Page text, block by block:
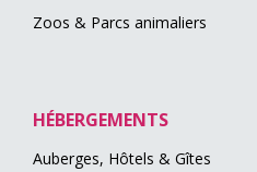
Zoos & Parcs animaliers
HÉBERGEMENTS
Auberges, Hôtels & Gîtes